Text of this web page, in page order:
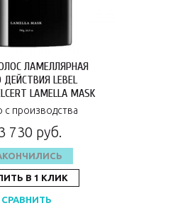
ЛАМЕЛЛЯРНАЯ
LEBEL
LAMELLA MASK
с производства
730 руб.
В 1 КЛИК
СРАВНИТЬ